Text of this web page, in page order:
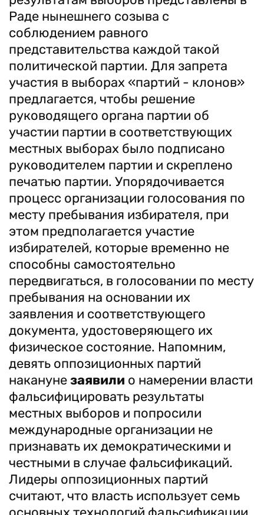
Раде нынешнего созыва с
соблюдением равного
представительства каждой такой
политической партии. Для запрета
участия в выборах «партий - клонов»
предлагается, чтобы решение
руководящего органа партии об
участии партии в соответствующих
местных выборах было подписано
руководителем партии и скреплено
печатью партии. Упорядочивается
процесс организации голосования по
месту пребывания избирателя, при
этом предполагается участие
избирателей, которые временно не
способны самостоятельно
передвигаться, в голосовании по месту
пребывания на основании их
заявления и соответствующего
документа, удостоверяющего их
физическое состояние. Напомним,
девять оппозиционных партий
накануне заявили о намерении власти
фальсифицировать результаты
местных выборов и попросили
международные организации не
признавать их демократическими и
честными в случае фальсификаций.
Лидеры оппозиционных партий
считают, что власть использует семь